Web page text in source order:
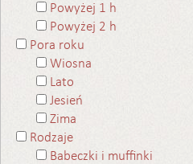
Powyżej 1 h
Powyżej 2 h
Pora roku
Wiosna
Lato
Jesień
Zima
Rodzaje
Babeczki i muffinki